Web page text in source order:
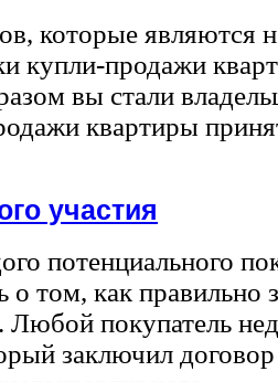
которые являются
купли-продажи
вы стали
квартиры
участия
потенциального
о том, как правильно
Любой покупатель
заключил